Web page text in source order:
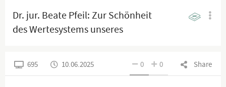
Dr. jur. Beate Pfeil: Zur Schönheit
des Wertesystems unseres
Totalversagen des Rechtsstaates |
www.kla.tv/37914
Share
0 0
695 10.06.2025